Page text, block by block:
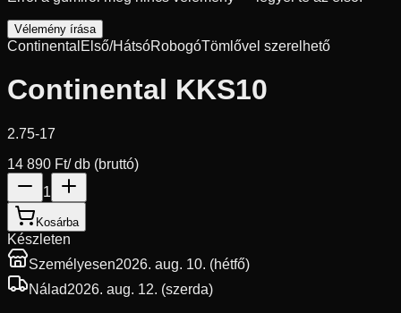
Vélemény írása
Continental Első/HátsóRobogóTömlővel szerelhető
Continental KKS10
2.75-17
14 890 Ft/ db (bruttó)
1
Kosárba
Készleten
Személyesen2026. aug. 10. (hétfő)
Nálad2026. aug. 12. (szerda)